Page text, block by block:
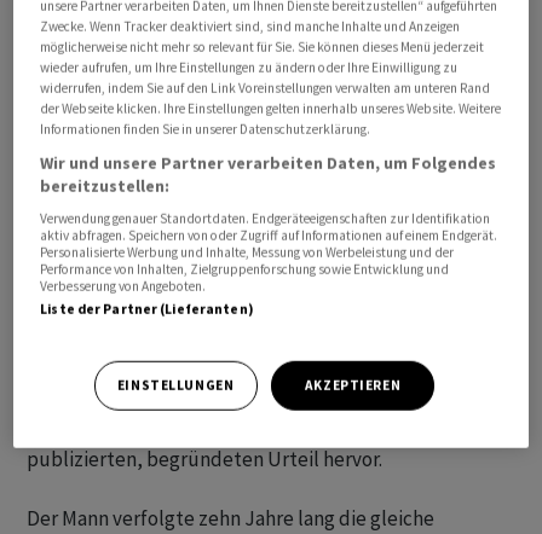
Der Mann erwirtschaftete von 2008 bis 2018 mit
unzulässigen Geschäften rund 3,1 Millionen Franken für
sich persönlich. Das Gericht hat ihn der mehrfachen
ungetreuen Amtsführung, des mehrfachen Ausnützens
von Insiderinformationen - teilweise nur als Versuch -
und der mehrfachen Geldwäscherei für schuldig
befunden. Neben der Freiheitsstrafe hat die
Strafkammer eine bedingte Geldstrafe von 30
Tagessätzen zu 50 Franken verhängt.
Der bald 51-Jährige muss die Verfahrenskosten von
amtliche Verteidigung von 88'000 Franken muss er dem
Bund zurückerstatten, sobald es seine wirtschaftliche
publizierten, begründeten Urteil hervor.
Der Mann verfolgte zehn Jahre lang die gleiche
unsere Partner verarbeiten Daten, um Ihnen Dienste bereitzustellen“ aufgeführten
Zwecke. Wenn Tracker deaktiviert sind, sind manche Inhalte und Anzeigen
möglicherweise nicht mehr so relevant für Sie. Sie können dieses Menü jederzeit
wieder aufrufen, um Ihre Einstellungen zu ändern oder Ihre Einwilligung zu
widerrufen, indem Sie auf den Link Voreinstellungen verwalten am unteren Rand
der Webseite klicken. Ihre Einstellungen gelten innerhalb unseres Website. Weitere
Informationen finden Sie in unserer Datenschutzerklärung.
Wir und unsere Partner verarbeiten Daten, um Folgendes
bereitzustellen:
Verwendung genauer Standortdaten. Endgeräteeigenschaften zur Identifikation
aktiv abfragen. Speichern von oder Zugriff auf Informationen auf einem Endgerät.
Personalisierte Werbung und Inhalte, Messung von Werbeleistung und der
Performance von Inhalten, Zielgruppenforschung sowie Entwicklung und
Verbesserung von Angeboten.
Liste der Partner (Lieferanten)
EINSTELLUNGEN AKZEPTIEREN